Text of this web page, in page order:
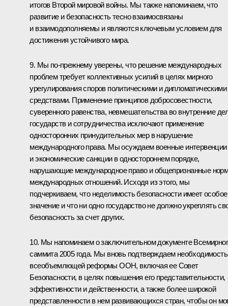
итогов Второй мировой войны. Мы также напоминаем, что
развитие и безопасность тесно взаимосвязаны
и взаимодополняемы и являются ключевым условием для
достижения устойчивого мира.
9. Мы по‑прежнему уверены, что решение международных
проблем требует коллективных усилий в целях мирного
урегулирования споров политическими и дипломатическими
средствами. Применение принципов добросовестности,
суверенного равенства, невмешательства во внутренние
государств и сотрудничества исключают применение
односторонних принудительных мер в нарушение
международного права. Мы осуждаем военные интервенции
и экономические санкции в одностороннем порядке,
нарушающие международное право и общепризнанные
международных отношений. Исходя из этого, мы
подчеркиваем, что неделимость безопасности имеет особое
значение и что ни одно государство не должно укреплять
безопасность за счет других.
10. Мы напоминаем о заключительном документе
саммита 2005 года. Мы вновь подтверждаем необходимость
всеобъемлющей реформы ООН, включая ее Совет
Безопасности, в целях повышения его представительности,
эффективности и действенности, а также более широкой
представленности в нем развивающихся стран, чтобы он